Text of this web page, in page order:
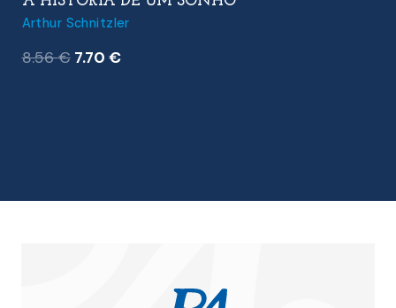
Arthur Schnitzler
8.56€ O
7.70 €O